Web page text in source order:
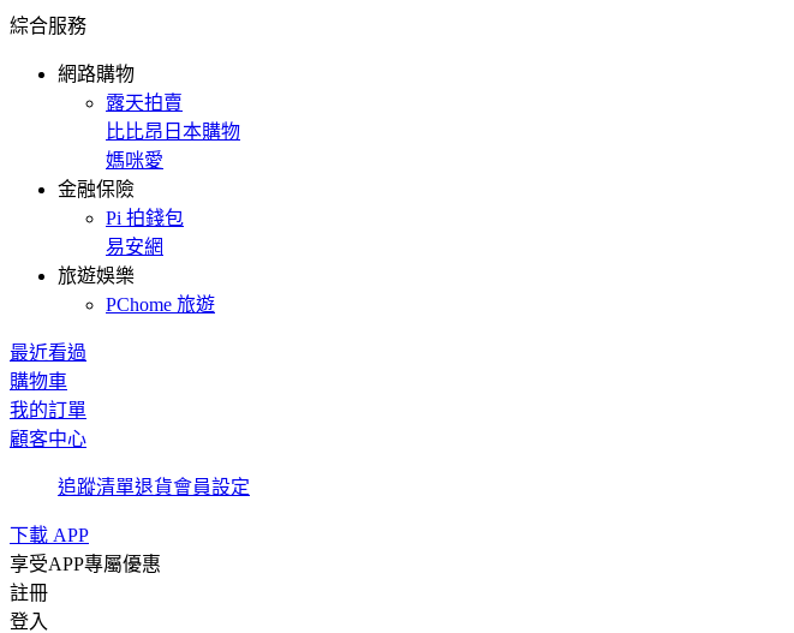
綜合服務
網路購物
露天拍賣
比比昂日本購物
媽咪愛
金融保險
Pi 拍錢包
易安網
旅遊娛樂
PChome 旅遊
最近看過
購物車
我的訂單
顧客中心
追蹤清單退貨會員設定
下載 APP
享受APP專屬優惠
註冊
登入